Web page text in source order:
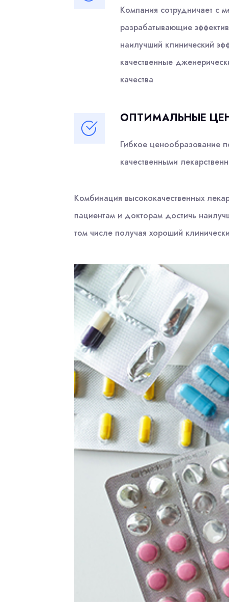
Компания сотрудничает с
разрабатывающие
наилучший клинический
качественные
качества
ОПТИМАЛЬНЫЕ
Гибкое ценообразование
качественными
Комбинация высококачественных
пациентам и докторам достичь
том числе получая хороший